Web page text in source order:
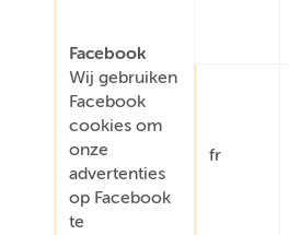
Facebook
Wij gebruiken
Facebook
cookies om
onze
advertenties
op Facebook
te
fr